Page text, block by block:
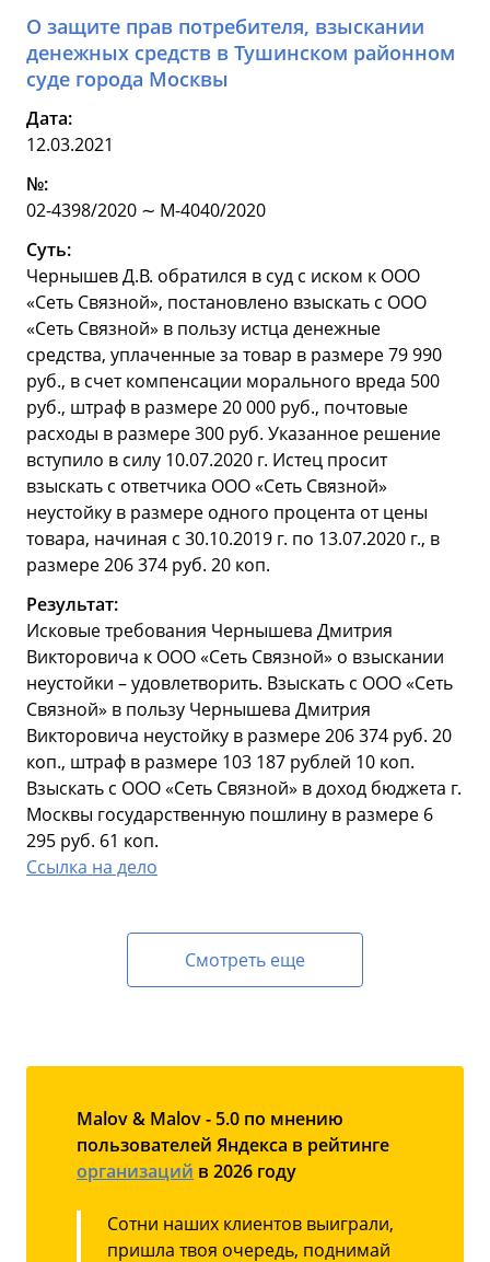
О защите прав потребителя, взыскании
денежных средств в Тушинском районном
суде города Москвы
Дата:
12.03.2021
№:
02-4398/2020 ∼ М-4040/2020
Суть:
Чернышев Д.В. обратился в суд с иском к ООО
«Сеть Связной», постановлено взыскать с ООО
«Сеть Связной» в пользу истца денежные
средства, уплаченные за товар в размере 79 990
руб., в счет компенсации морального вреда 500
руб., штраф в размере 20 000 руб., почтовые
расходы в размере 300 руб. Указанное решение
вступило в силу 10.07.2020 г. Истец просит
взыскать с ответчика ООО «Сеть Связной»
неустойку в размере одного процента от цены
товара, начиная с 30.10.2019 г. по 13.07.2020 г., в
размере 206 374 руб. 20 коп.
Результат:
Исковые требования Чернышева Дмитрия
Викторовича к ООО «Сеть Связной» о взыскании
неустойки – удовлетворить. Взыскать с ООО «Сеть
Связной» в пользу Чернышева Дмитрия
Викторовича неустойку в размере 206 374 руб. 20
коп., штраф в размере 103 187 рублей 10 коп.
Взыскать с ООО «Сеть Связной» в доход бюджета г.
Москвы государственную пошлину в размере 6
295 руб. 61 коп.
Ссылка на дело
Смотреть еще
Malov & Malov - 5.0 по мнению
пользователей Яндекса в рейтинге
организаций в 2026 году
Сотни наших клиентов выиграли,
пришла твоя очередь, поднимай